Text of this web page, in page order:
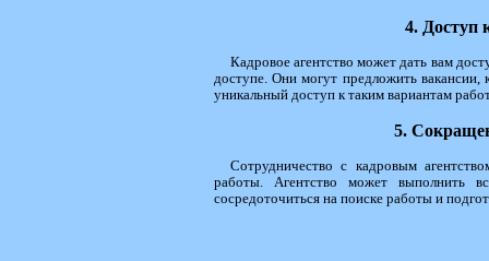
4. Доступ
Кадровое агентство может дать вам
доступе. Они могут предложить
уникальный доступ к таким вариантам
5.
Сотрудничество с кадровым
работы. Агентство может выполнить
сосредоточиться на поиске работы и